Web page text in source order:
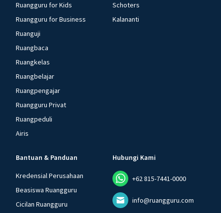
Ruangguru for Kids
Ruangguru for Business
Ruanguji
Ruangbaca
Ruangkelas
Ruangbelajar
Ruangpengajar
Ruangguru Privat
Ruangpeduli
Airis
Schoters
Kalananti
Bantuan & Panduan
Kredensial Perusahaan
Beasiswa Ruangguru
Cicilan Ruangguru
Hubungi Kami
+62 815-7441-0000
info@ruangguru.com